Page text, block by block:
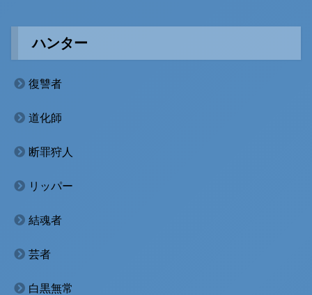
ハンター
復讐者
道化師
断罪狩人
リッパー
結魂者
芸者
白黒無常